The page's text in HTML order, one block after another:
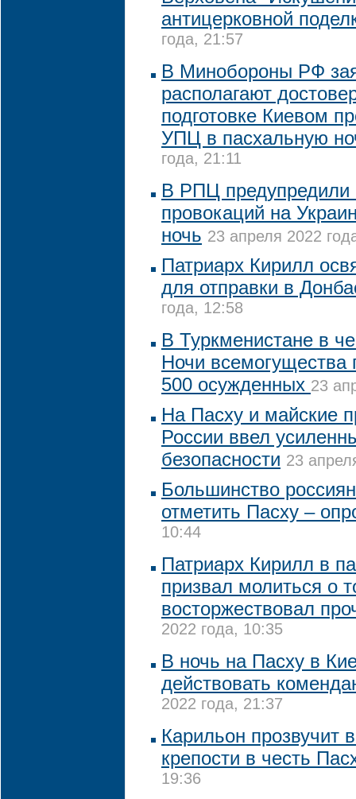
антицерковной
года, 21:57
В Минобороны РФ
располагают
подготовке Киевом
УПЦ в пасхальную
года, 21:11
В РПЦ предупредили
провокаций на
ночь 23 апреля 2022
Патриарх Кирилл
для отправки в
года, 12:58
В Туркменистане в
Ночи
500 осужденных 23
На Пасху и майские
России ввел
безопасности 23
Большинство
отметить Пасху –
10:44
Патриарх Кирилл в
призвал молиться о
восторжествовал
2022 года, 10:35
В ночь на Пасху в
действовать
2022 года, 21:37
Карильон прозвучит
крепости в честь
19:36